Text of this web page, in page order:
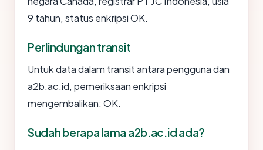
9 tahun, status enkripsi OK.
Perlindungan transit
Untuk data dalam transit antara pengguna dan
a2b.ac.id, pemeriksaan enkripsi
mengembalikan: OK.
Sudah berapa lama a2b.ac.id ada?